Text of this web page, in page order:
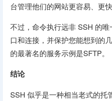
台管理他们的网站更容易、更快
不过，命令执行远非 SSH 的
口和连接，并保护您能想到的
的最著名的服务示例是SFTP。
结论
SSH 似乎是一种相当老式的托